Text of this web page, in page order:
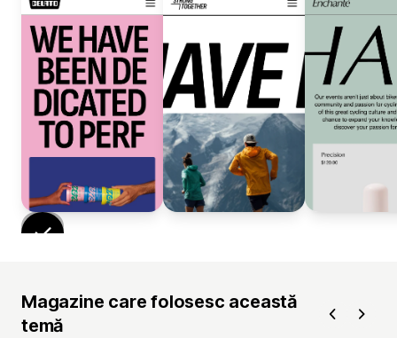
Magazine care folosesc această
temă